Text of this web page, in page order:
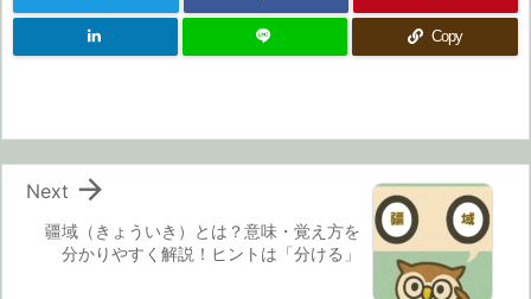
Copy
疆域（きょういき）とは？意味・覚え方を
分かりやすく解説！ヒントは「分ける」

Next